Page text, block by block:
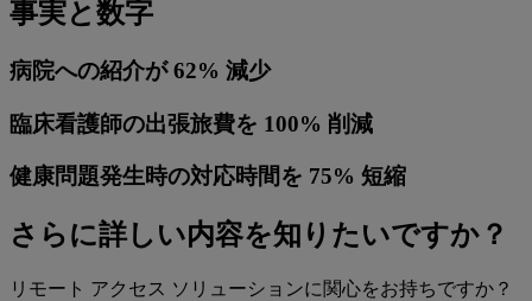
事実と数字
病院への紹介が 62% 減少
臨床看護師の出張旅費を 100% 削減
健康問題発生時の対応時間を 75% 短縮
さらに詳しい内容を知りたいですか？
リモート アクセス ソリューションに関心をお持ちですか？